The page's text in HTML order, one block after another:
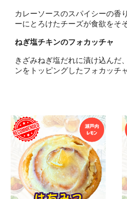
カレーソースのスパイシーの香
ーにとろけたチーズが食欲をそ
ねぎ塩チキンのフォカッチャ
きざみねぎ塩だれに漬け込んだ
ンをトッピングしたフォカッチ